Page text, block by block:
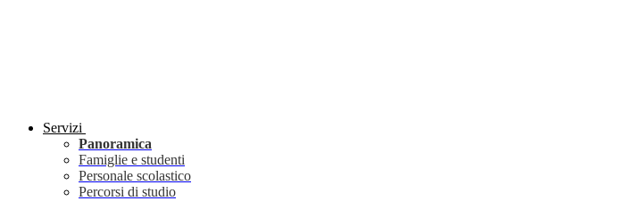
Servizi
Panoramica
Famiglie e studenti
Personale scolastico
Percorsi di studio